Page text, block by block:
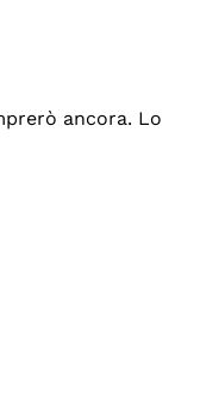
ancora. Lo